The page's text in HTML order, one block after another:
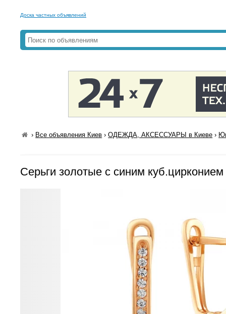
Доска частных объявлений
› Все объявления Киев ›ОДЕЖДА, АКСЕССУАРЫ в Киеве ›
Серьги золотые с синим